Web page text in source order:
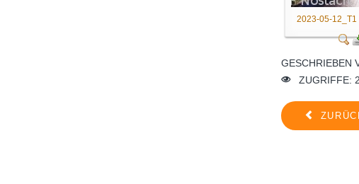
2023-05-12_T1
GESCHRIEBEN
ZUGRIFFE: